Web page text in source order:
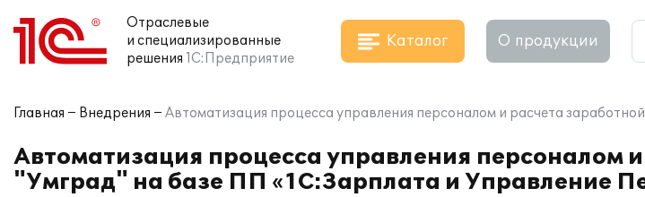
Отраслевые
и специализированные
решения 1С:Предприятие
Каталог О продукции
Главная Внедрения Автоматизация процесса управления персоналом и расчета
Автоматизация процесса управления персоналом
"Умград" на базе ПП «1С:Зарплата и Управление